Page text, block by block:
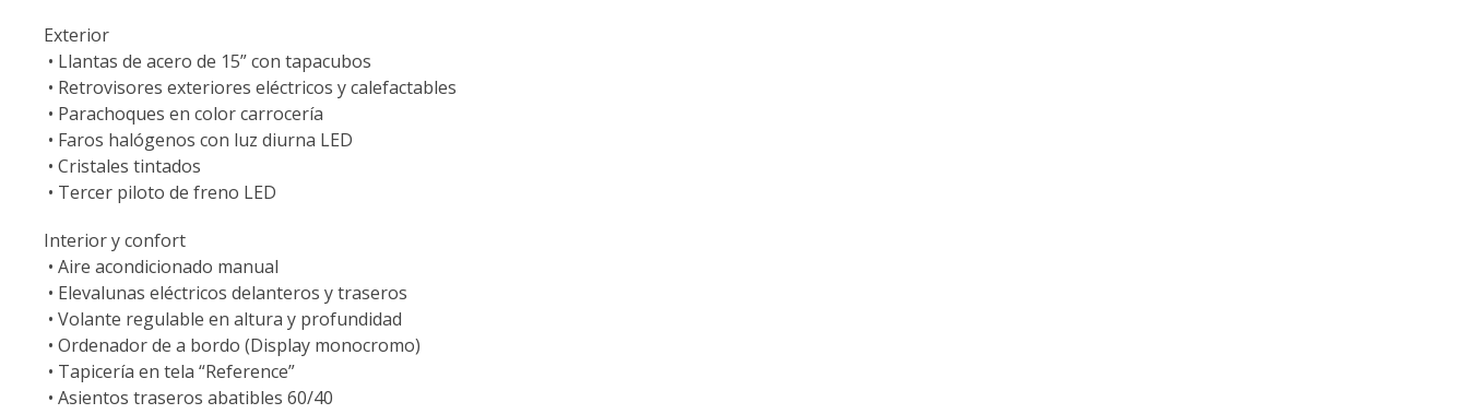
Exterior
• Llantas de acero de 15” con tapacubos
• Retrovisores exteriores eléctricos y calefactables
• Parachoques en color carrocería
• Faros halógenos con luz diurna LED
• Cristales tintados
• Tercer piloto de freno LED
Interior y confort
• Aire acondicionado manual
• Elevalunas eléctricos delanteros y traseros
• Volante regulable en altura y profundidad
• Ordenador de a bordo (Display monocromo)
• Tapicería en tela “Reference”
• Asientos traseros abatibles 60/40